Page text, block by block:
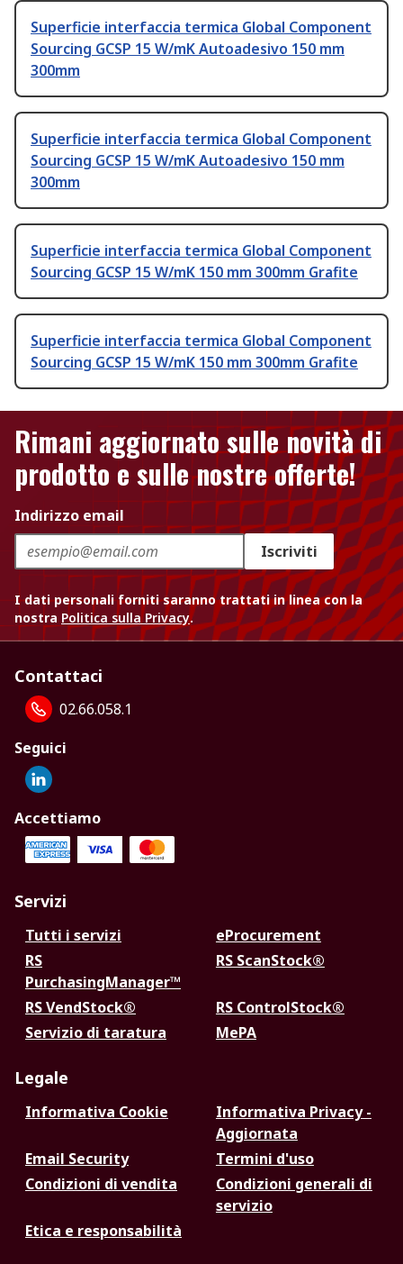
Superficie interfaccia termica Global Component
Sourcing GCSP 15 W/mK Autoadesivo 150 mm
300mm
Superficie interfaccia termica Global Component
Sourcing GCSP 15 W/mK Autoadesivo 150 mm
300mm
Superficie interfaccia termica Global Component
Sourcing GCSP 15 W/mK 150 mm 300mm Grafite
Superficie interfaccia termica Global Component
Sourcing GCSP 15 W/mK 150 mm 300mm Grafite
Rimani aggiornato sulle novità di
prodotto e sulle nostre offerte!
Indirizzo email
Iscriviti
I dati personali forniti saranno trattati in linea con la
nostra Politica sulla Privacy.
Contattaci
02.66.058.1
Seguici
Accettiamo
Servizi
Tutti i servizi
eProcurement
RS
PurchasingManager™
RS ScanStock®
RS VendStock®
RS ControlStock®
Servizio di taratura
MePA
Legale
Informativa Cookie
Informativa Privacy -
Aggiornata
Email Security
Termini d'uso
Condizioni di vendita
Condizioni generali di
servizio
Etica e responsabilità